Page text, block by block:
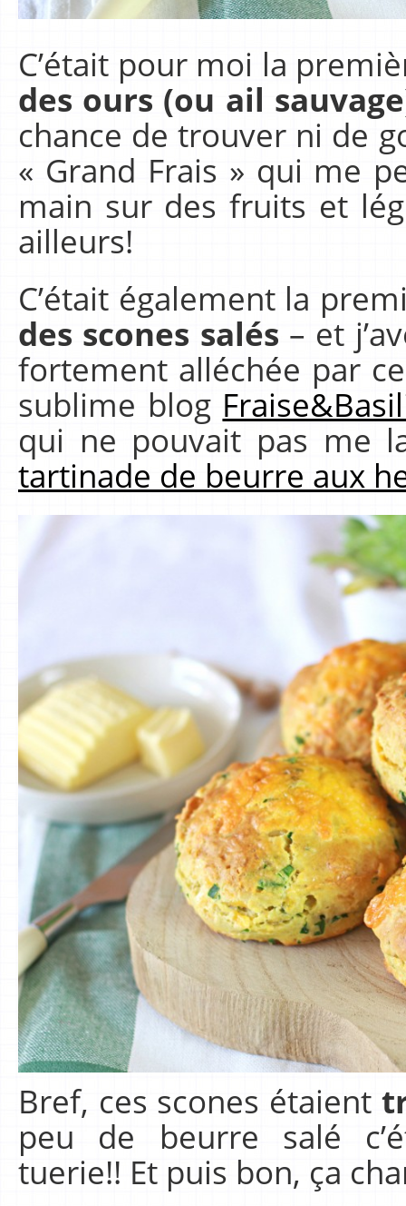
C’était pour moi la
des ours (ou ail
chance de trouver ni de
« Grand Frais » qui me
main sur des fruits et
ailleurs!
C’était également la
des scones salés – et
fortement alléchée par
sublime blog
qui ne pouvait pas me
tartinade de beurre aux
Bref, ces scones étaient
peu de beurre salé
tuerie!! Et puis bon, ça